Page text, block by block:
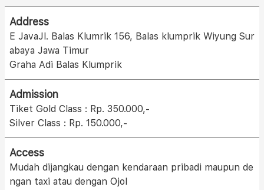
Address
E JavaJl. Balas Klumrik 156, Balas klumprik Wiyung Sur
abaya Jawa Timur
Graha Adi Balas Klumprik
Admission
Tiket Gold Class : Rp. 350.000,-
Silver Class : Rp. 150.000,-
Access
Mudah dijangkau dengan kendaraan pribadi maupun de
ngan taxi atau dengan Ojol